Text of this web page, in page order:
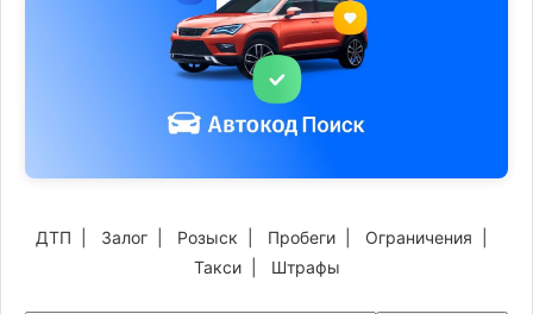
ДТП Залог Розыск Пробеги Ограничения
Такси| Штрафы